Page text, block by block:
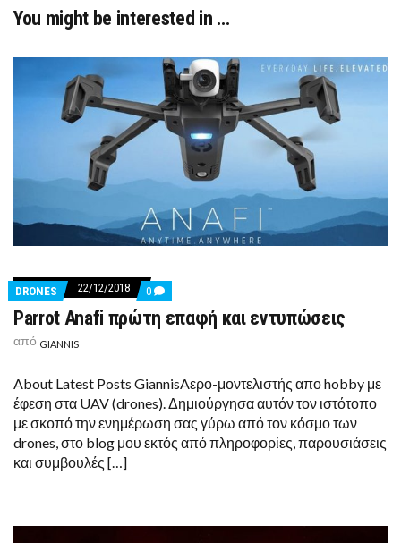
You might be interested in …
DRONES 22/12/2018 0 COMMENTS
ON
PARROT
ANAFI
ΕΝΤΥΠΏΣΕΙΣ
Parrot Anafi πρώτη επαφή και εντυπώσεις
από GIANNIS
About Latest Posts GiannisAερο-μοντελιστής απο hobby με
έφεση στα UAV (drones). Δημιούργησα αυτόν τον ιστότοπο
με σκοπό την ενημέρωση σας γύρω από τον κόσμο των
drones, στο blog μου εκτός από πληροφορίες, παρουσιάσεις
και συμβουλές […]